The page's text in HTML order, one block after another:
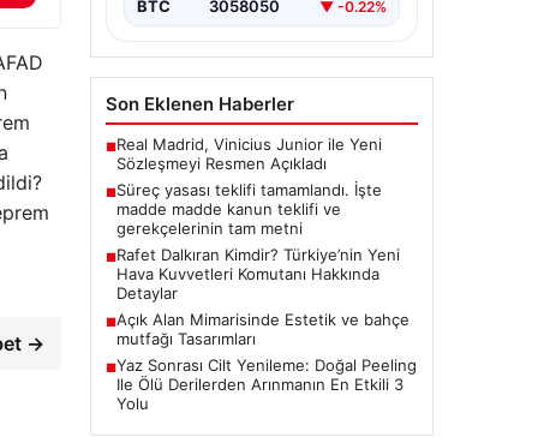
→
BTC 3058050 ▼ -0.22%
Son Eklenen Haberler
■Real Madrid, Vinicius Junior ile Yeni
Sözleşmeyi Resmen Açıkladı
■Süreç yasası teklifi tamamlandı. İşte
madde madde kanun teklifi ve
gerekçelerinin tam metni
■Rafet Dalkıran Kimdir? Türkiye’nin Yeni
Hava Kuvvetleri Komutanı Hakkında
Detaylar
■Açık Alan Mimarisinde Estetik ve bahçe
mutfağı Tasarımları
■Yaz Sonrası Cilt Yenileme: Doğal Peeling
Ile Ölü Derilerden Arınmanın En Etkili 3
Yolu